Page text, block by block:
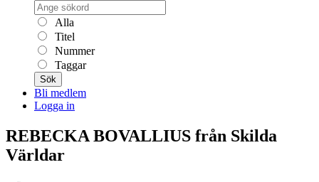
Alla
Titel
Nummer
Taggar
Sök
Bli medlem
Logga in
REBECKA BOVALLIUS från Skilda
Världar